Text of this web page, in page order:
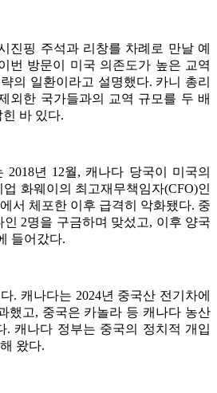
진핑 주석과 리창를 차례로 만날 예
번 방문이 미국 의존도가 높은 교역
의 일환이라고 설명했다. 카니 총리
외한 국가들과의 교역 규모를 두 배
바 있다.
2018년 12월, 캐나다 당국이 미국의
화웨이의 최고재무책임자(CFO)인
서 체포한 이후 급격히 악화됐다. 중
2명을 구금하며 맞섰고, 이후 양국
들어갔다.
. 캐나다는 2024년 중국산 전기차에
했고, 중국은 카놀라 등 캐나다 농산
. 캐나다 정부는 중국의 정치적 개입
왔다.